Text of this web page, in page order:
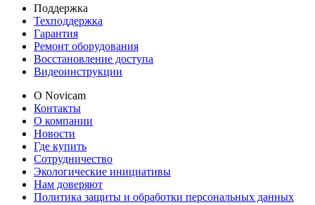
Поддержка
Техподдержка
Гарантия
Ремонт оборудования
Восстановление доступа
Видеоинструкции
О Novicam
Контакты
О компании
Новости
Где купить
Сотрудничество
Экологические инициативы
Нам доверяют
Политика защиты и обработки персональных данных